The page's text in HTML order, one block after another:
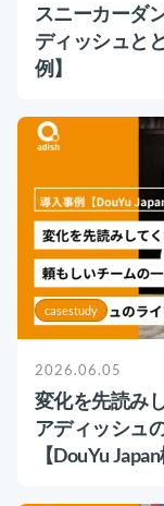
スニーカーダ
ディッシュと
例】
casestudy
2026.06.05
変化を先読み
アディッシュ
【DouYu Japan